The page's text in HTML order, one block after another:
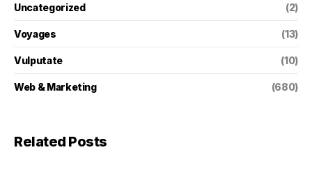
Uncategorized (2)
Voyages (13)
Vulputate (10)
Web & Marketing (680)
Related Posts